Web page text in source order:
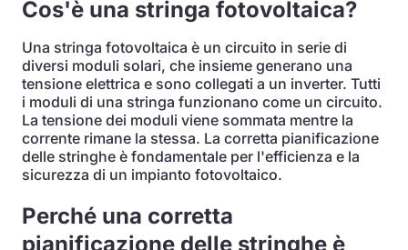
Cos'è una stringa fotovoltaica?
Una stringa fotovoltaica è un circuito in serie di
diversi moduli solari, che insieme generano una
tensione elettrica e sono collegati a un inverter. Tutti
i moduli di una stringa funzionano come un circuito.
La tensione dei moduli viene sommata mentre la
corrente rimane la stessa. La corretta pianificazione
delle stringhe è fondamentale per l'efficienza e la
sicurezza di un impianto fotovoltaico.
Perché una corretta
pianificazione delle stringhe è